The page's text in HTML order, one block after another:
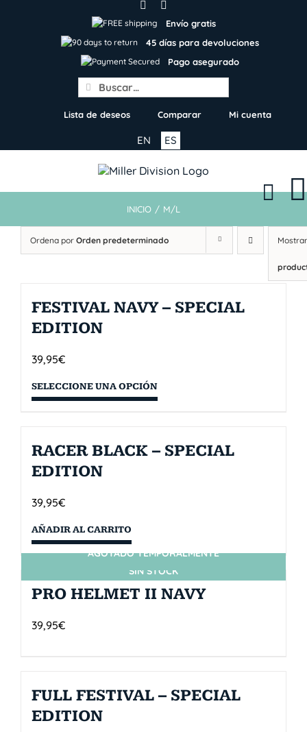
Envío gratis
45 días para devoluciones
Pago asegurado
Search
for:
Lista de deseos Comparar Mi cuenta
ES
EN
INICIO / M/L
Ordena por Orden predeterminado
FESTIVAL NAVY – SPECIAL
EDITION
39,95€
SELECCIONE UNA OPCIÓN
RACER BLACK – SPECIAL
EDITION
39,95€
AÑADIR AL CARRITO
SIN STOCK
AGOTADO TEMPORALMENTE
PRO HELMET II NAVY
39,95€
FULL FESTIVAL – SPECIAL
EDITION